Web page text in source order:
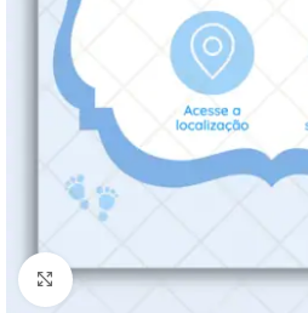
Clique para ampliar